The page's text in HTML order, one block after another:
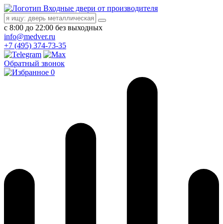
Входные двери от производителя
с 8:00 до 22:00 без выходных
info@medver.ru
+7 (495) 374-73-35
Обратный звонок
0